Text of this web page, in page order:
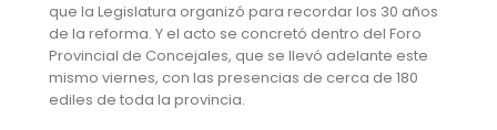
que la Legislatura organizó para recordar los 30 años
de la reforma. Y el acto se concretó dentro del Foro
Provincial de Concejales, que se llevó adelante este
mismo viernes, con las presencias de cerca de 180
ediles de toda la provincia.